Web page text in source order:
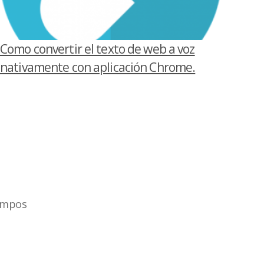
Como convertir el texto de web a voz
nativamente con aplicación Chrome.